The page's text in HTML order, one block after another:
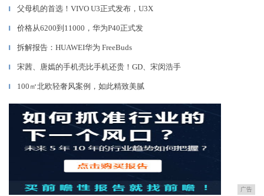
▎ 父母机的首选！VIVO U3正式发布，U3X
▎ 价格从6200到11000，华为P40正式发
▎ 拆解报告：HUAWEI华为 FreeBuds
▎ 宋茜、唐嫣的手机壳比手机还贵！GD、宋闵浩手
▎ 100㎡北欧轻奢风案例，如此精致美腻
广告